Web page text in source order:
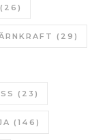
(26)
(29)
(23)
(146)